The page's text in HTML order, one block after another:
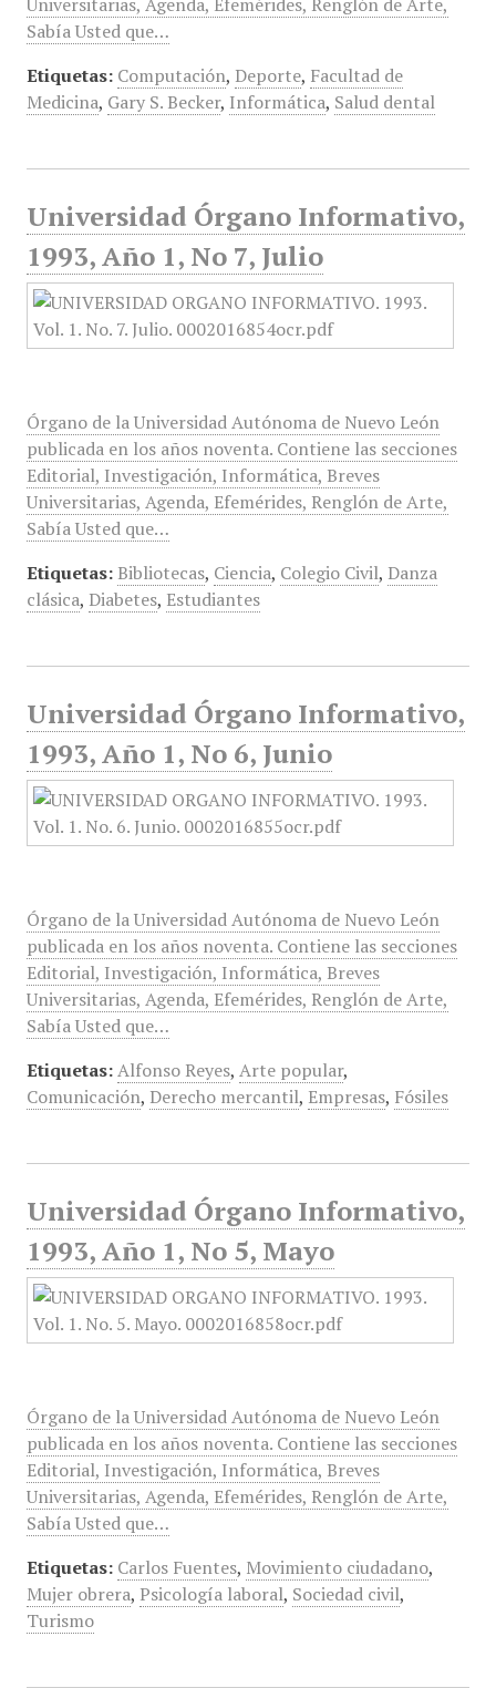
Sabía Usted que…
Etiquetas: Computación, Deporte, Facultad de
Medicina, Gary S. Becker, Informática, Salud dental
Universidad Órgano Informativo,
1993, Año 1, No 7, Julio
Órgano de la Universidad Autónoma de Nuevo León
publicada en los años noventa. Contiene las secciones
Editorial, Investigación, Informática, Breves
Universitarias, Agenda, Efemérides, Renglón de Arte,
Sabía Usted que…
Etiquetas: Bibliotecas, Ciencia, Colegio Civil, Danza
clásica, Diabetes, Estudiantes
Universidad Órgano Informativo,
1993, Año 1, No 6, Junio
Órgano de la Universidad Autónoma de Nuevo León
publicada en los años noventa. Contiene las secciones
Editorial, Investigación, Informática, Breves
Universitarias, Agenda, Efemérides, Renglón de Arte,
Sabía Usted que…
Etiquetas: Alfonso Reyes, Arte popular,
Comunicación, Derecho mercantil, Empresas, Fósiles
Universidad Órgano Informativo,
1993, Año 1, No 5, Mayo
Órgano de la Universidad Autónoma de Nuevo León
publicada en los años noventa. Contiene las secciones
Editorial, Investigación, Informática, Breves
Universitarias, Agenda, Efemérides, Renglón de Arte,
Sabía Usted que…
Etiquetas: Carlos Fuentes, Movimiento ciudadano,
Mujer obrera, Psicología laboral, Sociedad civil,
Turismo